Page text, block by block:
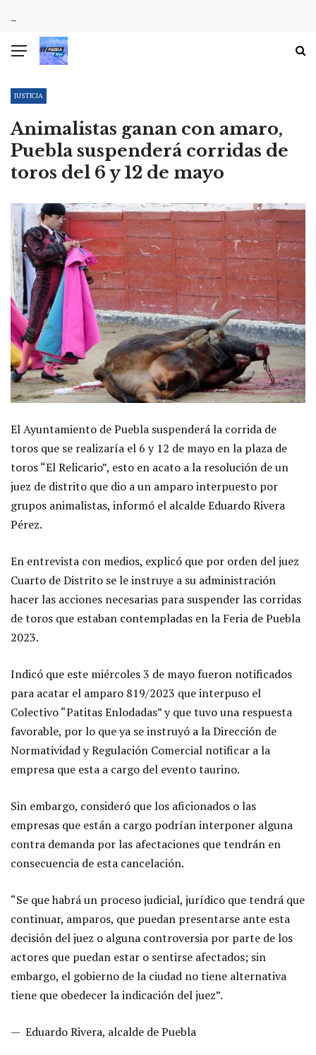
JUSTICIA
Animalistas ganan con amaro,
Puebla suspenderá corridas de
toros del 6 y 12 de mayo
El Ayuntamiento de Puebla suspenderá la corrida de
toros que se realizaría el 6 y 12 de mayo en la plaza de
toros “El Relicario”, esto en acato a la resolución de un
juez de distrito que dio a un amparo interpuesto por
grupos animalistas, informó el alcalde Eduardo Rivera
Pérez.
En entrevista con medios, explicó que por orden del juez
Cuarto de Distrito se le instruye a su administración
hacer las acciones necesarias para suspender las corridas
de toros que estaban contempladas en la Feria de Puebla
2023.
Indicó que este miércoles 3 de mayo fueron notificados
para acatar el amparo 819/2023 que interpuso el
Colectivo “Patitas Enlodadas” y que tuvo una respuesta
favorable, por lo que ya se instruyó a la Dirección de
Normatividad y Regulación Comercial notificar a la
empresa que esta a cargo del evento taurino.
Sin embargo, consideró que los aficionados o las
empresas que están a cargo podrían interponer alguna
contra demanda por las afectaciones que tendrán en
consecuencia de esta cancelación.
“Se que habrá un proceso judicial, jurídico que tendrá que
continuar, amparos, que puedan presentarse ante esta
decisión del juez o alguna controversia por parte de los
actores que puedan estar o sentirse afectados; sin
embargo, el gobierno de la ciudad no tiene alternativa
tiene que obedecer la indicación del juez”.
— Eduardo Rivera, alcalde de Puebla